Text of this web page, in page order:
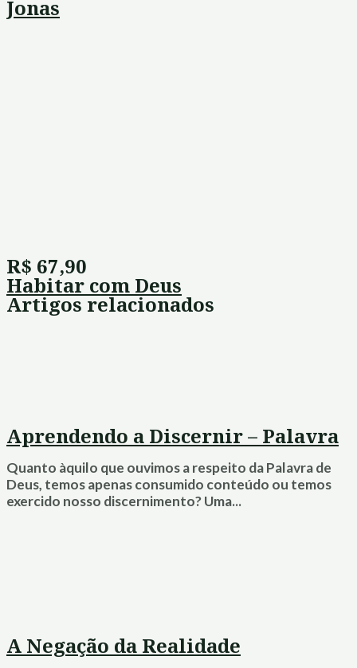
Jonas
R$ 67,90
Habitar com Deus
Artigos relacionados
Aprendendo a Discernir – Palavra
Quanto àquilo que ouvimos a respeito da Palavra de
Deus, temos apenas consumido conteúdo ou temos
exercido nosso discernimento? Uma...
A Negação da Realidade